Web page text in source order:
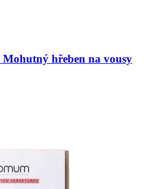
Mohutný hřeben na vousy